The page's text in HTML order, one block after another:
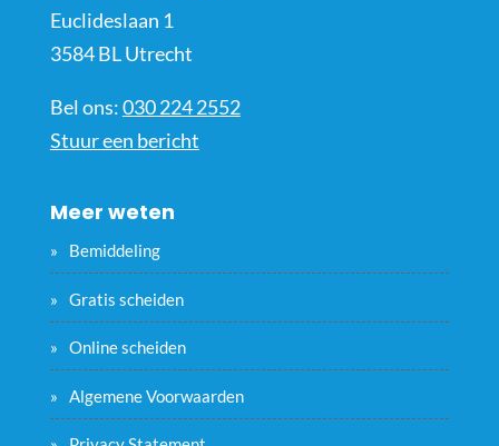
Euclideslaan 1
3584 BL Utrecht
Bel ons:030 224 2552
Stuur een bericht
Meer weten
Bemiddeling
Gratis scheiden
Online scheiden
Algemene Voorwaarden